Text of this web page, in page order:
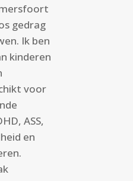
gedrag
Ik ben
kinderen
voor
ASS,
en